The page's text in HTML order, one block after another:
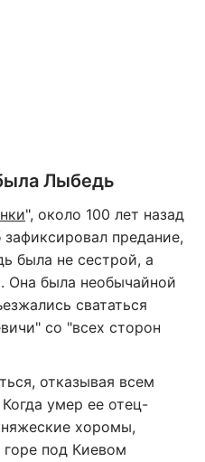
Лыбедь
", около 100 лет назад
предание,
была не сестрой, а
Она была необычайной
свататься
со "всех сторон
отказывая всем
умер ее отец-
хоромы,
под Киевом